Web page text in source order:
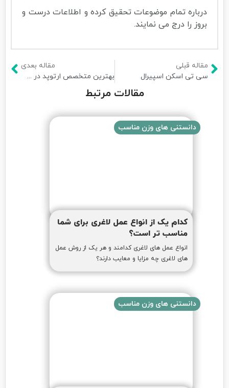
درباره تمام موضوعات تحقیق کرده و اطلاعات درست و
بروز را درج می نمایند.
مقاله قبلی
سی تی اسکن اسپیرال
مقاله بعدی
بهترین متخصص ارتوپد در شهریار
مقالات مرتبط
دانستنی های وزن مناسب
کدام یک از انواع عمل لاغری برای شما
مناسب تر است؟
انواع عمل های لاغری کدامند و هر یک از روش عمل
های لاغری چه مزایا و معایب دارند؟
دانستنی های وزن مناسب